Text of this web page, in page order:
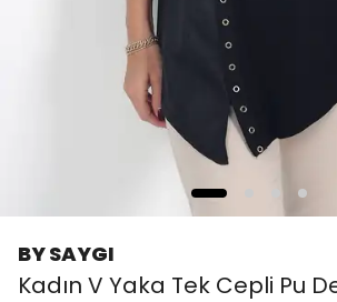
BY SAYGI
Kadın V Yaka Tek Cepli Pu